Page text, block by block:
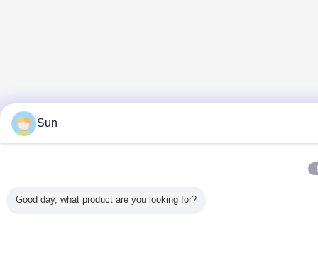
Sun
Good day, what product are you looking for?